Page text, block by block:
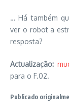
… Há também
ver o robot a
resposta?
Actualização:
para o F.02.
Publicado